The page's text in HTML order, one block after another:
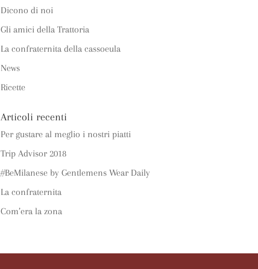
Dicono di noi
Gli amici della Trattoria
La confraternita della cassoeula
News
Ricette
Articoli recenti
Per gustare al meglio i nostri piatti
Trip Advisor 2018
#BeMilanese by Gentlemens Wear Daily
La confraternita
Com’era la zona